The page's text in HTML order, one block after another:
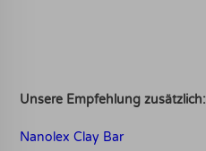
Unsere Empfehlung zusätzlich:
Nanolex Clay Bar